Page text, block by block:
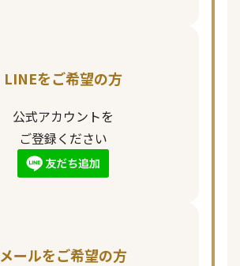
LINEをご希望の方
公式アカウントを
ご登録ください
メールをご希望の方